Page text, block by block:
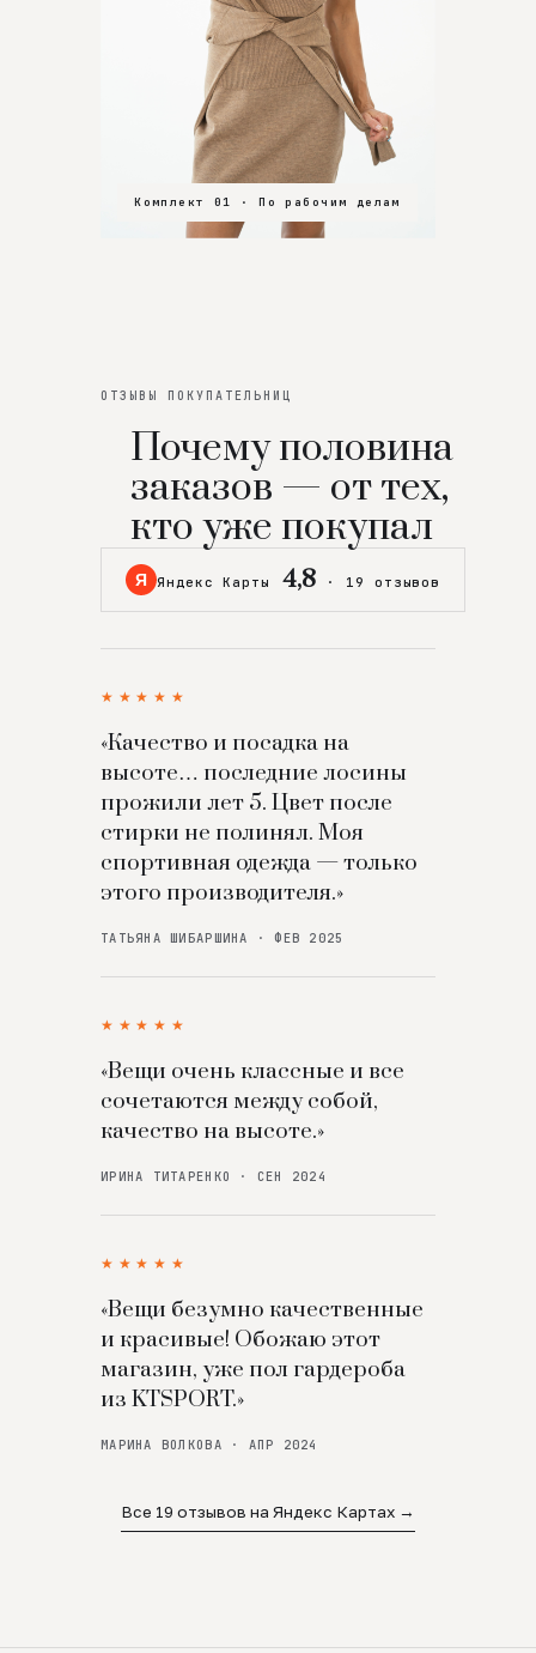
Комплект 01 · По рабочим делам
Комплект 02 · В зал
Комплект 03 · На особенный вечер
ОТЗЫВЫ ПОКУПАТЕЛЬНИЦ
Почему половина
заказов — от тех,
кто уже покупал
Я Яндекс Карты 4,8 · 19 отзывов
★★★★★
«Качество и посадка на
высоте… последние лосины
прожили лет 5. Цвет после
стирки не полинял. Моя
спортивная одежда — только
этого производителя.»
ТАТЬЯНА ШИБАРШИНА · ФЕВ 2025
★★★★★
«Вещи очень классные и все
сочетаются между собой,
качество на высоте.»
ИРИНА ТИТАРЕНКО · СЕН 2024
★★★★★
«Вещи безумно качественные
и красивые! Обожаю этот
магазин, уже пол гардероба
из KTSPORT.»
МАРИНА ВОЛКОВА · АПР 2024
Все 19 отзывов на Яндекс Картах →